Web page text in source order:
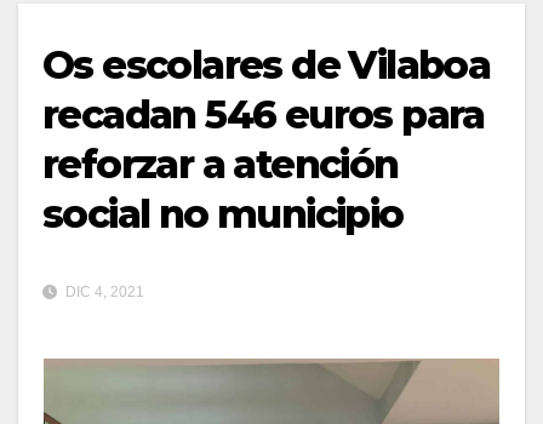
Os escolares de Vilaboa
recadan 546 euros para
reforzar a atención
social no municipio
DIC 4, 2021